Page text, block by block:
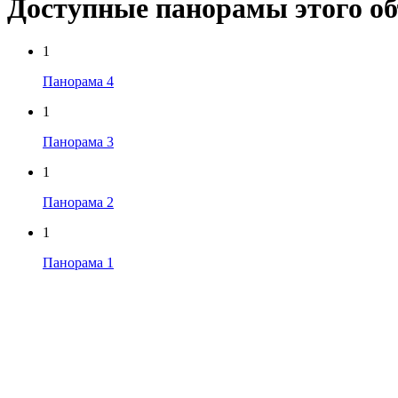
Доступные панорамы этого
1
Панорама 4
1
Панорама 3
1
Панорама 2
1
Панорама 1